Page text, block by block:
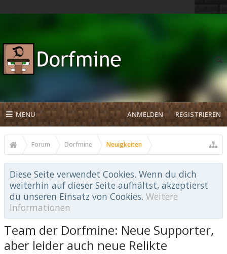
MENU ANMELDEN REGISTRIEREN
Forum Dorfmine Neuigkeiten
Diese Seite verwendet Cookies. Wenn du dich
weiterhin auf dieser Seite aufhältst, akzeptierst
du unseren Einsatz von Cookies. Weitere
Informationen
Team der Dorfmine: Neue Supporter,
aber leider auch neue Relikte